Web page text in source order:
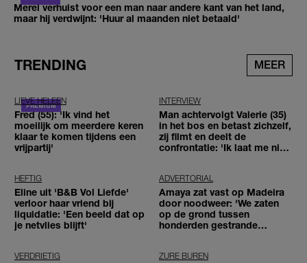
Merel verhuist voor een man naar andere kant van het land,
maar hij verdwijnt: 'Huur al maanden niet betaald'
TRENDING MEER
LIEVE HELEEN
Fred (55): 'Ik vind het
moeilijk om meerdere keren
klaar te komen tijdens een
vrijpartij'
INTERVIEW
Man achtervolgt Valerie (35)
in het bos en betast zichzelf,
zij filmt en deelt de
confrontatie: 'Ik laat me niet
HEFTIG
Eline uit 'B&B Vol Liefde'
verloor haar vriend bij
liquidatie: 'Een beeld dat op
je netvlies blijft'
ADVERTORIAL
Amaya zat vast op Madeira
door noodweer: 'We zaten
op de grond tussen
honderden gestrande
VERDRIETIG ZURE BUREN